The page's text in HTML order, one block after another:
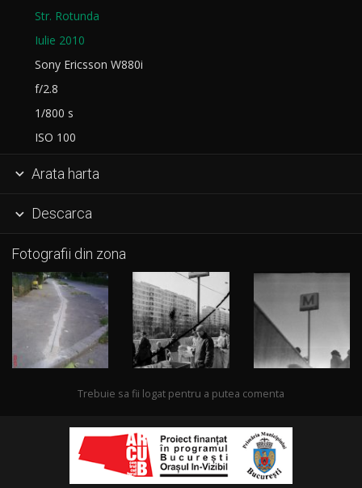
Str. Rotunda
Iulie 2010
Sony Ericsson W880i
f/2.8
1/800 s
ISO 100
 Arata harta
 Descarca
Fotografii din zona
Trebuie sa fii logat pentru a putea comenta